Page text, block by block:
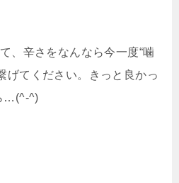
、辛さをなんなら今一度“噛
げてください。きっと良かっ
…(^-^)